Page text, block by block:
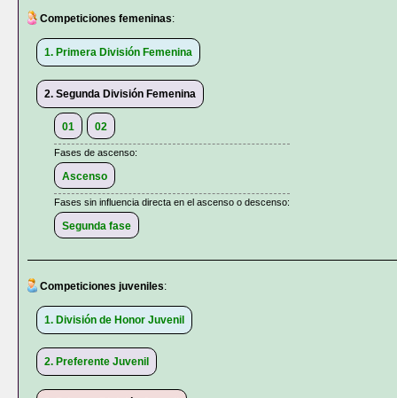
Competiciones femeninas:
1. Primera División Femenina
2. Segunda División Femenina
01 02
Fases de ascenso:
Ascenso
Fases sin influencia directa en el ascenso o descenso:
Segunda fase
Competiciones juveniles:
1. División de Honor Juvenil
2. Preferente Juvenil